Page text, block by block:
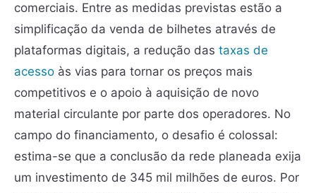
comerciais. Entre as medidas previstas estão a
simplificação da venda de bilhetes através de
plataformas digitais, a redução das taxas de
acesso às vias para tornar os preços mais
competitivos e o apoio à aquisição de novo
material circulante por parte dos operadores. No
campo do financiamento, o desafio é colossal:
estima-se que a conclusão da rede planeada exija
um investimento de 345 mil milhões de euros. Por